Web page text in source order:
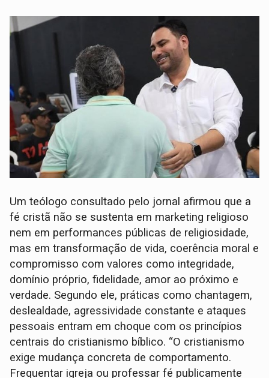
Um teólogo consultado pelo jornal afirmou que a
fé cristã não se sustenta em marketing religioso
nem em performances públicas de religiosidade,
mas em transformação de vida, coerência moral e
compromisso com valores como integridade,
domínio próprio, fidelidade, amor ao próximo e
verdade. Segundo ele, práticas como chantagem,
deslealdade, agressividade constante e ataques
pessoais entram em choque com os princípios
centrais do cristianismo bíblico. “O cristianismo
exige mudança concreta de comportamento.
Frequentar igreja ou professar fé publicamente